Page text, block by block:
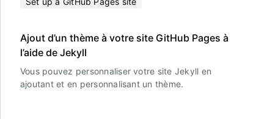
Ajout d’un thème à votre site GitHub Pages à
l’aide de Jekyll
Vous pouvez personnaliser votre site Jekyll en
ajoutant et en personnalisant un thème.